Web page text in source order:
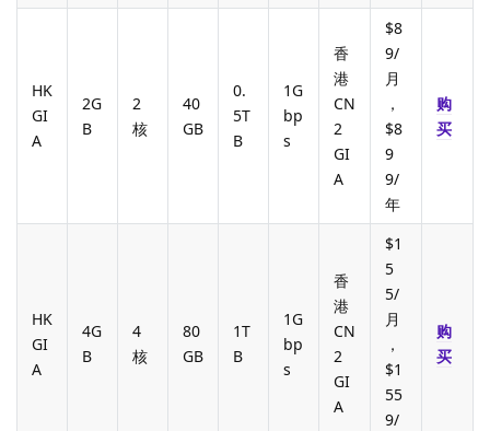
HK
GI
A
2G
B
2
核
40
GB
0.
5T
B
1G
bp
s
香
港
CN
2
GI
A
$8
9/
月
，
$8
9
9/
年
购
买
HK
GI
A
4G
B
4
核
80
GB
1T
B
1G
bp
s
香
港
CN
2
GI
A
$1
5
5/
月
，
$1
55
9/
购
买